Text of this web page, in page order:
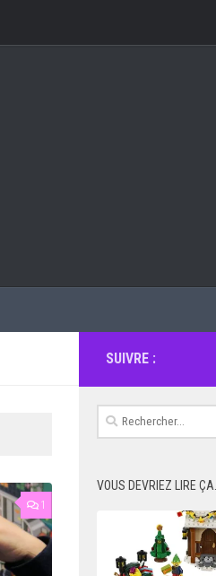
1
SUIVRE :
Rechercher :
VOUS DEVRIEZ LIRE ÇA.